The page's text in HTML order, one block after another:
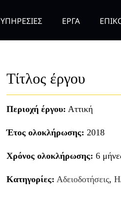
ΥΠΗΡΕΣΙΕΣ ΕΡΓΑ
Τίτλος έργου
Περιοχή έργου: Αττική
Έτος ολοκλήρωσης: 2018
Χρόνος ολοκλήρωσης: 6
Κατηγορίες: Αδειοδοτήσεις,